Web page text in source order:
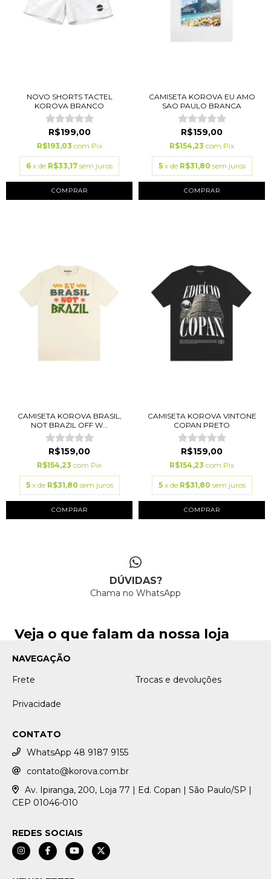
NOVO SHORTS TACTEL
KOROVA BRANCO
R$199,00
R$193,03 com Pix
6 x de R$33,17 sem juros
COMPRAR
CAMISETA KOROVA EU AMO
SAO PAULO BRANCA
R$159,00
R$154,23 com Pix
5 x de R$31,80 sem juros
COMPRAR
CAMISETA KOROVA BRASIL,
NOT BRAZIL OFF W...
R$159,00
R$154,23 com Pix
5 x de R$31,80 sem juros
COMPRAR
CAMISETA KOROVA VINTONE
COPAN PRETO
R$159,00
R$154,23 com Pix
5 x de R$31,80 sem juros
COMPRAR
DÚVIDAS?
Chama no WhatsApp
Veja o que falam da nossa loja
NAVEGAÇÃO
Frete
Trocas e devoluções
Privacidade
CONTATO
WhatsApp 48 9187 9155
contato@korova.com.br
Av. Ipiranga, 200, Loja 77 | Ed. Copan | São Paulo/SP |
CEP 01046-010
REDES SOCIAIS